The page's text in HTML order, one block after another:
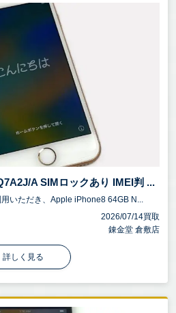
A SIMロックあり IMEI判 ...
いただき、Apple iPhone8 64GB N...
2026/07/14買取
錬金堂 倉敷店
詳しく見る